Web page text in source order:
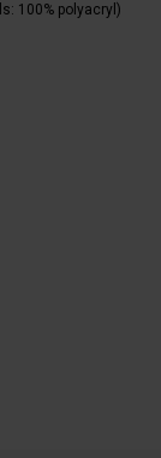
100% polyacryl)